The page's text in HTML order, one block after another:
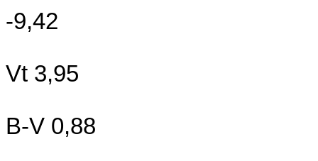
-9,42
Vt 3,95
B-V 0,88